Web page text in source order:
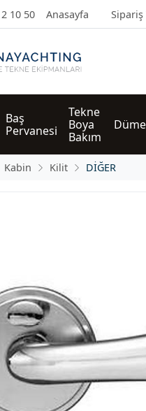
10 50 Anasayfa Sipariş
Baş
Pervanesi
Tekne
Boya
Bakım
Kabin Kilit DİĞER